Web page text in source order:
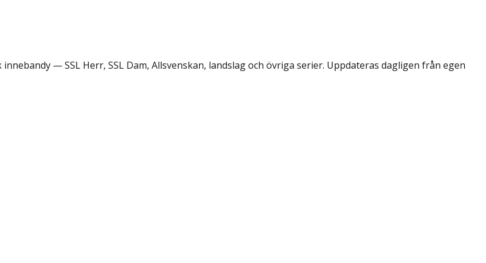
— SSL Herr, SSL Dam, Allsvenskan, landslag och övriga serier. Uppdateras dagligen från egen